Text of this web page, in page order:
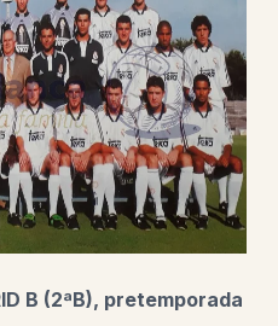
B (2ªB), pretemporada